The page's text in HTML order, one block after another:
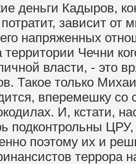
деньги Кадыров,
зависит от
напряженных
Чечни
власти, - это
Такое только
вперемешку со
И, кстати,
подконтрольны ЦРУ,
поэтому их и
террора